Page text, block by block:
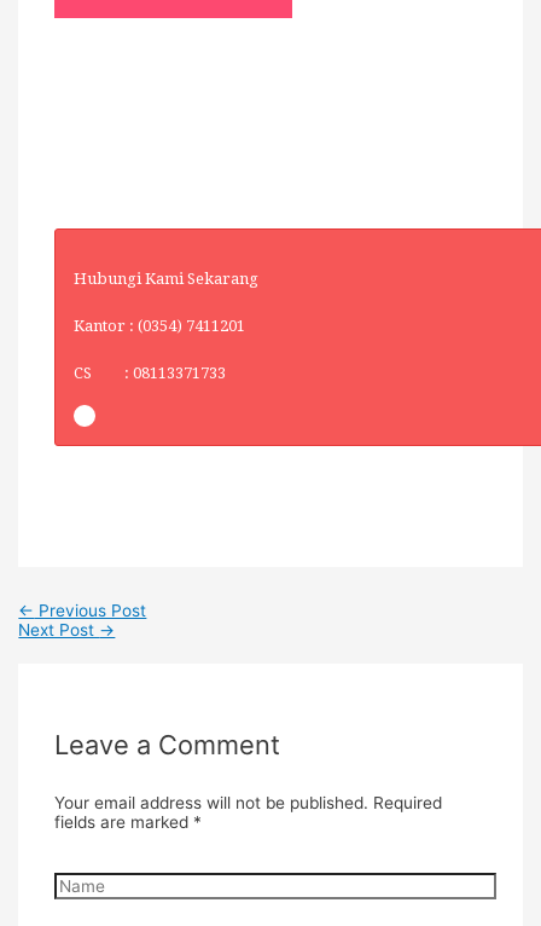
Hubungi Kami Sekarang
Kantor : (0354) 7411201
CS : 08113371733
← Previous Post
Next Post →
Leave a Comment
Your email address will not be published. Required
fields are marked *
Name